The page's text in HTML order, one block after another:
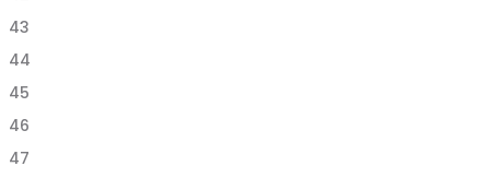
43
44
45
46
47